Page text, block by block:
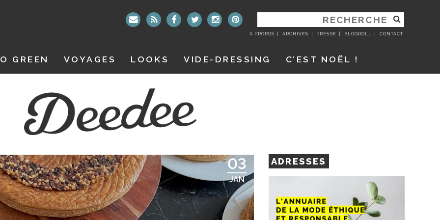
RECHERCHER
:
A PROPOS ARCHIVES PRESSE BLOGROLL CONTACT
GREEN VOYAGES LOOKS VIDE-DRESSING C’EST NOËL !
03
JAN
ADRESSES